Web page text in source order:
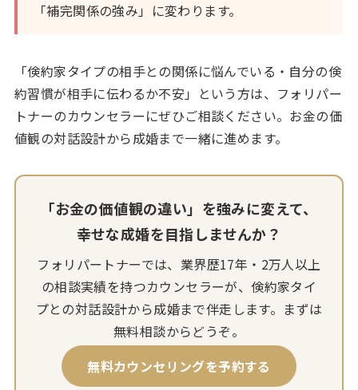
「補完関係の強み」に変わります。
「倹約家タイプの相手との関係に悩んでいる・自分の倹
約習慣が相手に伝わるか不安」という方は、フォリパー
トナーのカウンセラーにぜひご相談ください。お金の価
値観の対話設計から成婚まで一緒に進めます。
「お金の価値観の違い」を強みに変えて、
幸せな成婚を目指しませんか？
フォリパートナーでは、業界歴17年・2万人以上
の相談実績を持つカウンセラーが、倹約家タイ
プとの対話設計から成婚まで伴走します。まずは
無料相談からどうぞ。
無料カウンセリングを予約する